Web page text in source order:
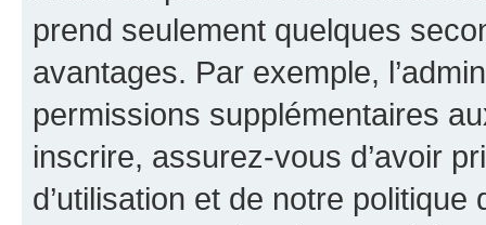
prend seulement quelques
avantages. Par exemple,
permissions supplémentaires
inscrire, assurez-vous d’avoir
d’utilisation et de notre